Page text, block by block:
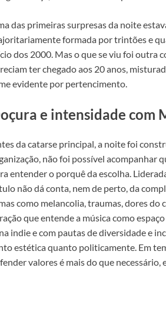
das primeiras surpresas da noite
formada por trintões e
dos 2000. Mas o que se viu foi outra
ter chegado aos 20 anos,
evidente por pertencimento.
e intensidade com
da catarse principal, a noite foi
não foi possível acompanhar
entender o porquê da escolha.
não dá conta, nem de perto, da
como melancolia, traumas, dores
que entende a música como
indie e com pautas de diversidade e
estética quanto politicamente. Em
valores é mais do que